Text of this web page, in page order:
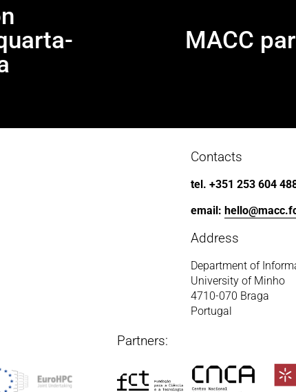
MACC
Contacts
tel. +351 253 604
email:
Address
Department of
University of Minho
4710-070 Braga
Portugal
Partners: